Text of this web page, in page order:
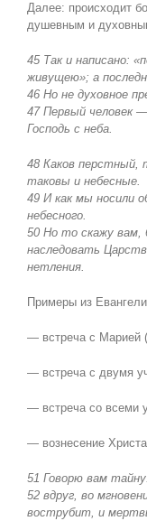
Далее: происходит
душевным и
45 Так и написано:
живущею»; а
46 Но не духовное
47 Первый человек
Господь с неба.
48 Каков перстный,
таковы и небесные.
49 И как мы носили
небесного.
50 Но то скажу вам,
наследовать
нетления.
Примеры из
— встреча с Марией
— встреча с двумя
— встреча со всеми
— вознесение
51 Говорю вам
52 вдруг, во
вострубит, и